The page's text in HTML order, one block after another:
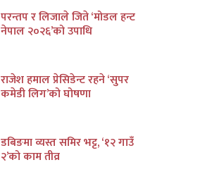
परन्तप र लिजाले जिते ‘मोडल हन्ट
नेपाल २०२६’को उपाधि
राजेश हमाल प्रेसिडेन्ट रहने ‘सुपर
कमेडी लिग’को घोषणा
डबिङमा व्यस्त समिर भट्ट, ‘१२ गाउँ
२’को काम तीव्र